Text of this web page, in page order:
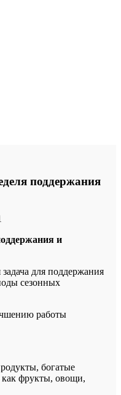
поддержания
и
для поддержания
сезонных
работы
богатые
фрукты, овощи,